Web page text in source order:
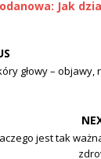
Jak
głowy – objawy,
jest tak